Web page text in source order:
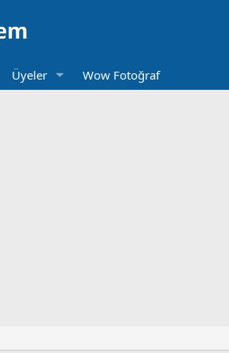
Üyeler Wow Fotoğraf